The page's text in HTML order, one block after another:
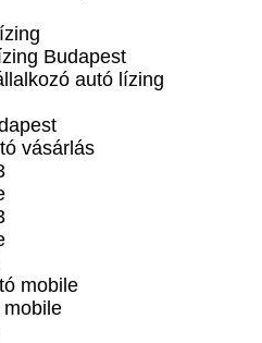
Budapest
autó lízing
vásárlás
mobile